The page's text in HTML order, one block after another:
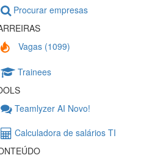
Procurar empresas
Vagas (1099)
Trainees
Teamlyzer AI Novo!
Calculadora de salários TI